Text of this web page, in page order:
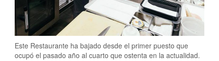
Este Restaurante ha bajado desde el primer puesto que
ocupó el pasado año al cuarto que ostenta en la actualidad.